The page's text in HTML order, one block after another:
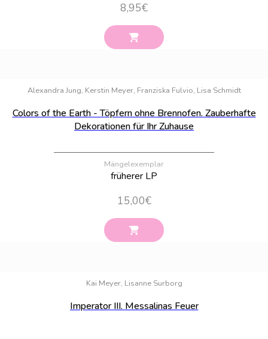
8,95€
Alexandra Jung, Kerstin Meyer, Franziska Fulvio, Lisa Schmidt
Colors of the Earth - Töpfern ohne Brennofen. Zauberhafte
Dekorationen für Ihr Zuhause
Mängelexemplar
früherer LP
15,00€
Kai Meyer, Lisanne Surborg
Imperator III. Messalinas Feuer